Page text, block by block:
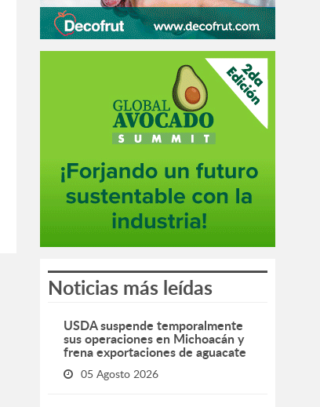
Noticias más leídas
USDA suspende temporalmente
sus operaciones en Michoacán y
frena exportaciones de aguacate
05 Agosto 2026